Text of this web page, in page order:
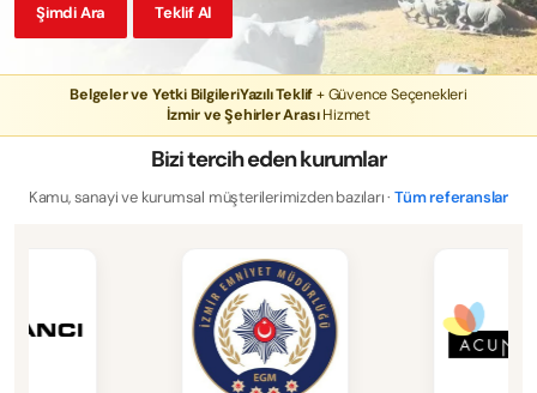
Şimdi Ara Teklif Al
Belgeler ve Yetki BilgileriYazılı Teklif+ Güvence Seçenekleri
İzmir ve Şehirler ArasıHizmet
Bizi tercih eden kurumlar
Kamu, sanayi ve kurumsal müşterilerimizden bazıları ·Tüm referanslar